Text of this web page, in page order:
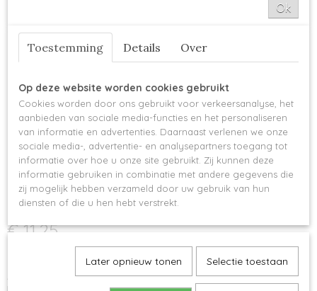
KnitPro Symfonie
verwisselbare breipunten -
7 mm
€ 11,25
Ok
Toestemming Details Over
Op deze website worden cookies gebruikt
Cookies worden door ons gebruikt voor verkeersanalyse, het
aanbieden van sociale media-functies en het personaliseren
van informatie en advertenties. Daarnaast verlenen we onze
sociale media-, advertentie- en analysepartners toegang tot
informatie over hoe u onze site gebruikt. Zij kunnen deze
informatie gebruiken in combinatie met andere gegevens die
zij mogelijk hebben verzameld door uw gebruik van hun
diensten of die u hen hebt verstrekt.
Later opnieuw tonen Selectie toestaan